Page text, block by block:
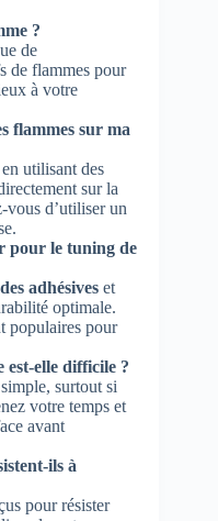
?
de
de flammes pour
à votre
flammes sur ma
utilisant des
sur la
vous d’utiliser un
pour le tuning de
adhésives et
optimale.
populaires pour
est-elle difficile ?
surtout si
votre temps et
avant
ils à
pour résister